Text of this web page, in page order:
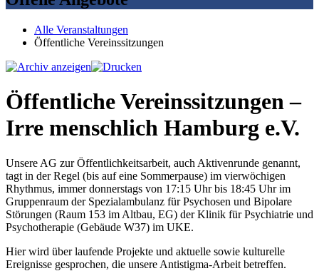
Alle Veranstaltungen
Öffentliche Vereinssitzungen
Öffentliche Vereinssitzungen –
Irre menschlich Hamburg e.V.
Unsere AG zur Öffentlichkeitsarbeit, auch Aktivenrunde genannt,
tagt in der Regel (bis auf eine Sommerpause) im vierwöchigen
Rhythmus, immer donnerstags von 17:15 Uhr bis 18:45 Uhr im
Gruppenraum der Spezialambulanz für Psychosen und Bipolare
Störungen (Raum 153 im Altbau, EG) der Klinik für Psychiatrie und
Psychotherapie (Gebäude W37) im UKE.
Hier wird über laufende Projekte und aktuelle sowie kulturelle
Ereignisse gesprochen, die unsere Antistigma-Arbeit betreffen.